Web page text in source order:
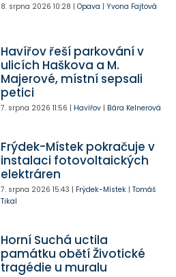
8. srpna 2026 10:28 | Opava | Yvona Fajtová
Havířov řeší parkování v
ulicích Haškova a M.
Majerové, místní sepsali
petici
7. srpna 2026 11:56 | Havířov| Bára Kelnerová
Frýdek-Místek pokračuje v
instalaci fotovoltaických
elektráren
7. srpna 2026 15:43 | Frýdek-Místek| Tomáš
Tikal
Horní Suchá uctila
památku obětí Životické
tragédie u muralu